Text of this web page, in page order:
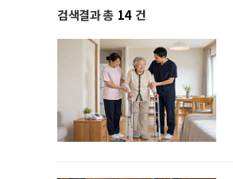
검색결과 총 14 건